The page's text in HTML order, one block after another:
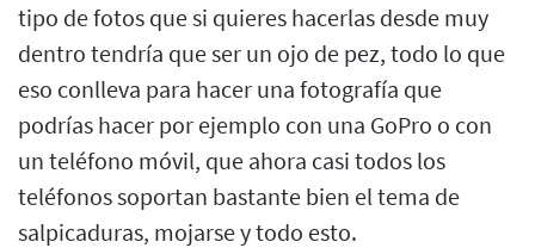
tipo de fotos que si quieres hacerlas desde muy
dentro tendría que ser un ojo de pez, todo lo que
eso conlleva para hacer una fotografía que
podrías hacer por ejemplo con una GoPro o con
un teléfono móvil, que ahora casi todos los
teléfonos soportan bastante bien el tema de
salpicaduras, mojarse y todo esto.